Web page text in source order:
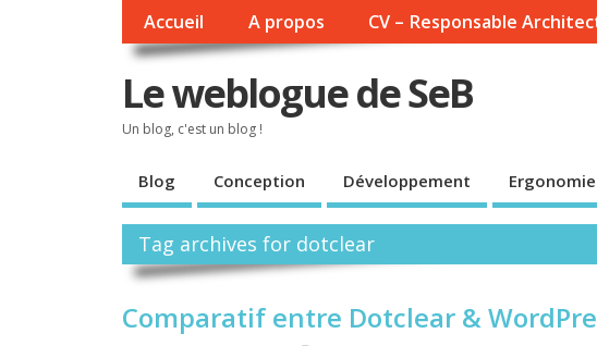
Accueil A propos CV – Responsable
Le weblogue de SeB
Un blog, c'est un blog !
Blog Conception Développement Ergonomie
Tag archives for dotclear
Comparatif entre Dotclear &